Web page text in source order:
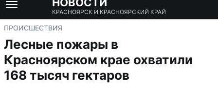
КРАСНОЯРСК И КРАСНОЯРСКИЙ КРАЙ
ПРОИСШЕСТВИЯ
Лесные пожары в
Красноярском крае охватили
168 тысяч гектаров